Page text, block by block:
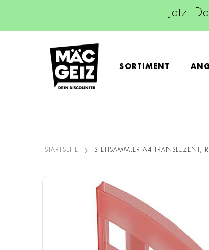
Jetzt
SORTIMENT
STARTSEITE STEHSAMMLER A4 TRANSLUZENT,
Zum